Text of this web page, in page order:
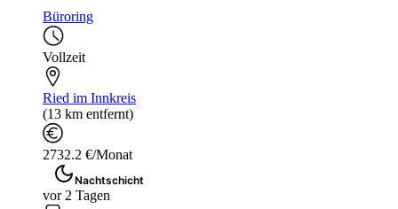
Büroring
Vollzeit
Ried im Innkreis
(13 km entfernt)
2732.2 €/Monat
Nachtschicht
vor 2 Tagen